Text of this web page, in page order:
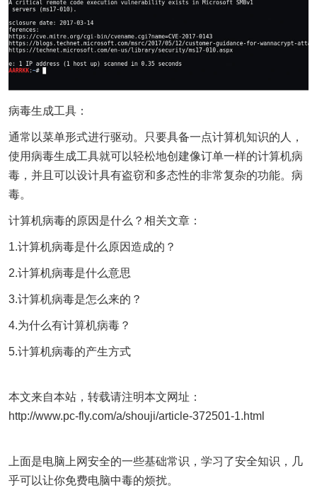
病毒生成工具：
通常以菜单形式进行驱动。只要具备一点计算机知识的人，
使用病毒生成工具就可以轻松地创建像订单一样的计算机病
毒，并且可以设计具有盗窃和多态性的非常复杂的功能。病
毒。
计算机病毒的原因是什么？相关文章：
1.计算机病毒是什么原因造成的？
2.计算机病毒是什么意思
3.计算机病毒是怎么来的？
4.为什么有计算机病毒？
5.计算机病毒的产生方式
本文来自本站，转载请注明本文网址：
http://www.pc-fly.com/a/shouji/article-372501-1.html
上面是电脑上网安全的一些基础常识，学习了安全知识，几
乎可以让你免费电脑中毒的烦扰。